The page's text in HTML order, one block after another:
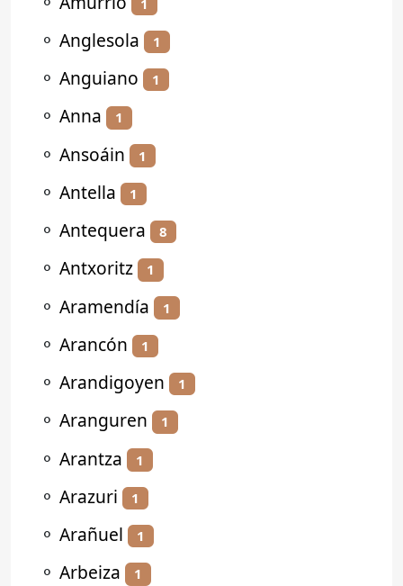
⚬ Anglesola 1
⚬ Anguiano 1
⚬ Anna 1
⚬ Ansoáin 1
⚬ Antella 1
⚬ Antequera 8
⚬ Antxoritz 1
⚬ Aramendía 1
⚬ Arancón 1
⚬ Arandigoyen 1
⚬ Aranguren 1
⚬ Arantza 1
⚬ Arazuri 1
⚬ Arañuel 1
⚬ Arbeiza 1